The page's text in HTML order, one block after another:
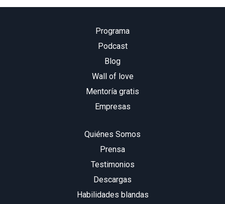
Programa
Podcast
Blog
Wall of love
Mentoría gratis
Empresas
Quiénes Somos
Prensa
Testimonios
Descargas
Habilidades blandas